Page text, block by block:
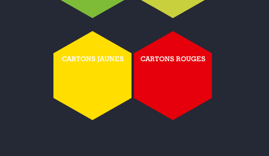
CARTONS JAUNES CARTONS ROUGES